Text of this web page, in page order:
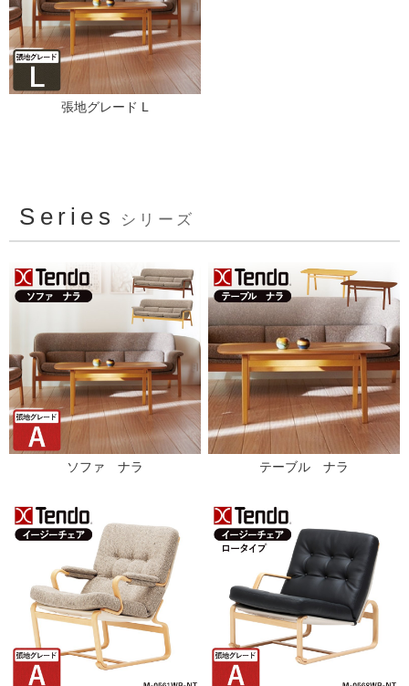
張地グレード L
Series シリーズ
ソファ ナラ テーブル ナラ